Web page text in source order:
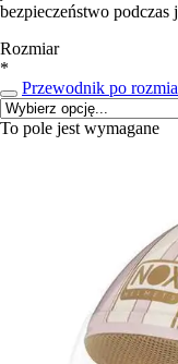
bezpieczeństwo podczas
Rozmiar
*
Przewodnik po
To pole jest wymagane